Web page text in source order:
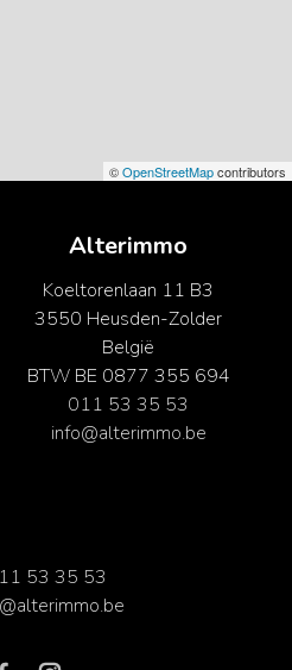
©OpenStreetMapcontributors
Alterimmo
Koeltorenlaan 11 B3
3550 Heusden-Zolder
België
BTW BE 0877 355 694
011 53 35 53
info@alterimmo.be
53 35 53